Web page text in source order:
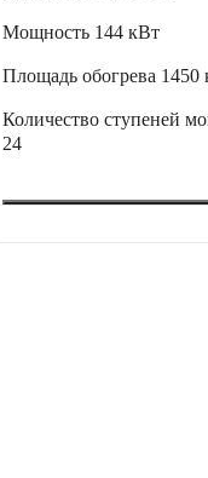
Мощность 144 кВт
Площадь обогрева 1450
Количество ступеней
24